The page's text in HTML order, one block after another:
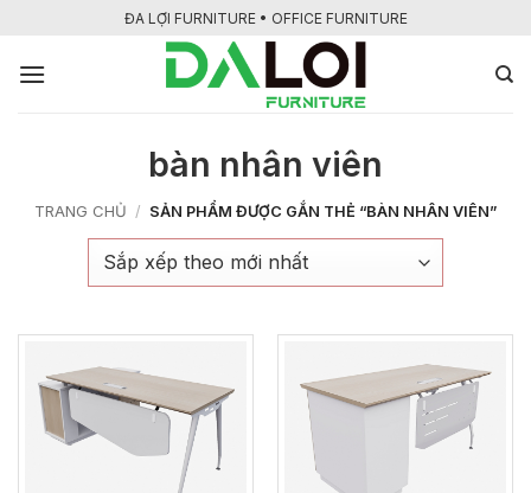
nội
ĐA LỢI FURNITURE • OFFICE FURNITURE
bàn nhân viên
TRANG CHỦ / SẢN PHẨM ĐƯỢC GẮN THẺ “BÀN NHÂN VIÊN”